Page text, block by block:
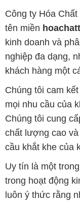
Công ty Hóa
tên miền
kinh doanh và
nghiệp đa dạng,
khách hàng một
Chúng tôi cam
mọi nhu cầu của
Chúng tôi cung
chất lượng cao
cầu khắt khe của
Uy tín là một
trong hoạt động
luôn ý thức rằng